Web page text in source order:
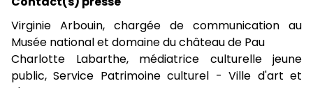
Virginie Arbouin, chargée de communication au
Musée national et domaine du château de Pau
Charlotte Labarthe, médiatrice culturelle jeune
public, Service Patrimoine culturel - Ville d'art et